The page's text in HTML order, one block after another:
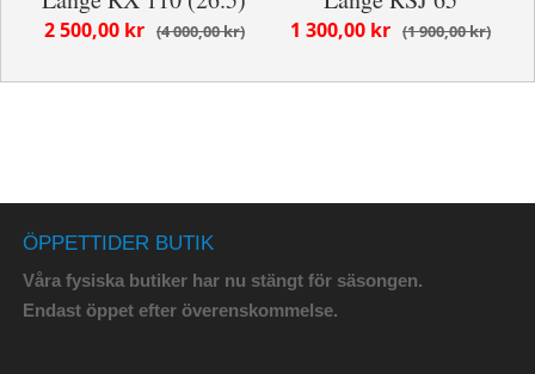
4 000,00 kr
2 500,00 kr 1 900,00 kr
1 300,00 kr
ÖPPETTIDER BUTIK
Våra fysiska butiker har nu stängt för säsongen.
Endast öppet efter överenskommelse.